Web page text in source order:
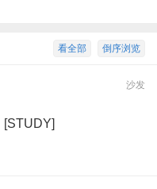
倒序浏览
看全部
沙发
[STUDY]